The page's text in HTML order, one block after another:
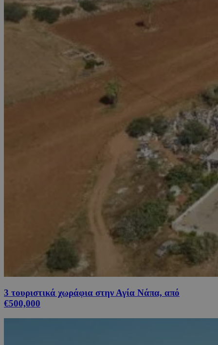
3 τουριστικά χωράφια στην Αγία Νάπα, από
€500,000